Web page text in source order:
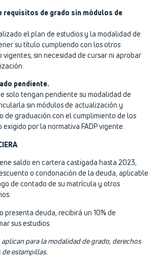
requisitos de grado sin módulos de
el plan de estudios y la modalidad de
su título cumpliendo con los otros
vigentes, sin necesidad de cursar ni aprobar
pendiente.
solo tengan pendiente su modalidad de
sin módulos de actualización y
de graduación con el cumplimiento de los
por la normativa FADP vigente.
saldo en cartera castigada hasta 2023,
o condonación de la deuda, aplicable
de contado de su matrícula y otros
presenta deuda, recibirá un 10% de
sus estudios.
para la modalidad de grado, derechos
estampillas.